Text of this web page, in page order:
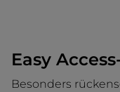
Easy
Besonders